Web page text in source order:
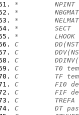
*         NPINT =
*         NBGMAT=
*         NELMAT=
*         SECT  =
*         LHOOK =
C
C
C
C         T0
C         TF
C         FI0
C         FIF
C         TREFA
C         DT pas